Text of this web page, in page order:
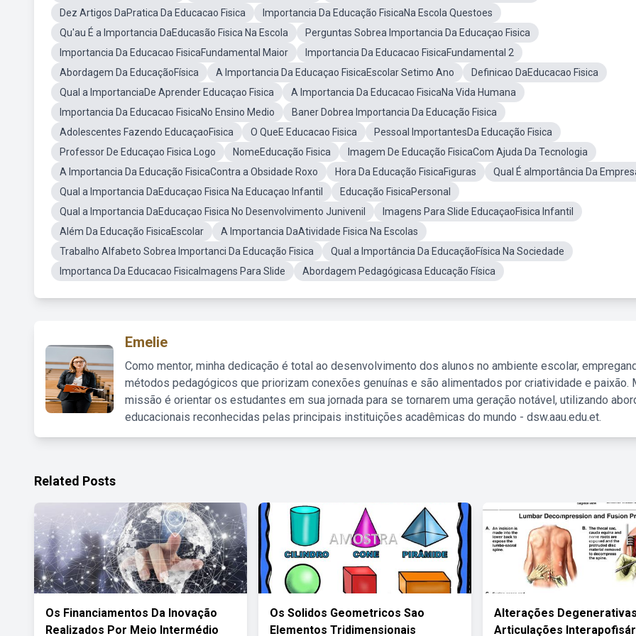
Dez Artigos DaPratica Da Educacao Fisica
Importancia Da Educação FisicaNa Escola Questoes
Qu'au É a Importancia DaEducasão Fisica Na Escola
Perguntas Sobrea Importancia Da Educaçao Fisica
Importancia Da Educacao FisicaFundamental Maior
Importancia Da Educacao FisicaFundamental 2
Abordagem Da EducaçãoFísica
A Importancia Da Educaçao FisicaEscolar Setimo Ano
Definicao DaEducacao Fisica
Qual a ImportanciaDe Aprender Educaçao Fisica
A Importancia Da Educacao FisicaNa Vida Humana
Importancia Da Educacao FisicaNo Ensino Medio
Baner Dobrea Importancia Da Educação Fisica
Adolescentes Fazendo EducaçaoFisica
O QueE Educacao Fisica
Pessoal ImportantesDa Educação Fisica
Professor De Educaçao Fisica Logo
NomeEducação Fisica
Imagem De Educação FisicaCom Ajuda Da Tecnologia
A Importancia Da Educação FisicaContra a Obsidade Roxo
Hora Da Educação FisicaFiguras
Qual É aImportância Da
Qual a Importancia DaEducaçao Fisica Na Educaçao Infantil
Educação FisicaPersonal
Qual a Importancia DaEducaçao Fisica No Desenvolvimento Junivenil
Imagens Para Slide EducaçaoFisica Infantil
Além Da Educação FisicaEscolar
A Importancia DaAtividade Fisica Na Escolas
Trabalho Alfabeto Sobrea Importanci Da Educação Fisica
Qual a Importância Da EducaçãoFísica Na Sociedade
Importanca Da Educacao FisicaImagens Para Slide
Abordagem Pedagógicasa Educação Física
Emelie
Como mentor, minha dedicação é total ao desenvolvimento dos alunos no ambiente escolar,
métodos pedagógicos que priorizam conexões genuínas e são alimentados por criatividade e paixão.
missão é orientar os estudantes em sua jornada para se tornarem uma geração notável, utilizando
educacionais reconhecidas pelas principais instituições acadêmicas do mundo - dsw.aau.edu.et.
Related Posts
Os Financiamentos Da Inovação
Realizados Por Meio Intermédio
Os Solidos Geometricos Sao
Elementos Tridimensionais
Alterações
Articulações